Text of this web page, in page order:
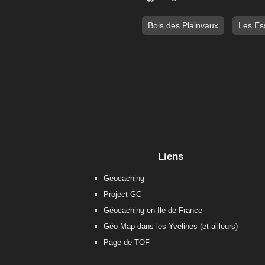
Bois des Plainvaux Les
Liens
Geocaching
Project GC
Géocaching en Ile de France
Géo-Map dans les Yvelines (et ailleurs)
Page de TOF